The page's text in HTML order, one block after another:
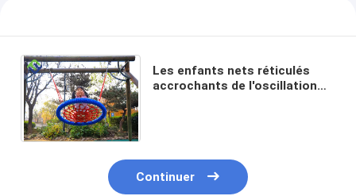
Les enfants nets réticulés
accrochants de l'oscillation
Continuer